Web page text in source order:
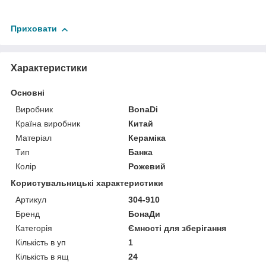
Приховати
Характеристики
Основні
Виробник
BonaDi
Країна виробник
Китай
Матеріал
Кераміка
Тип
Банка
Колір
Рожевий
Користувальницькі характеристики
Артикул
304-910
Бренд
БонаДи
Категорія
Ємності для зберігання
Кількість в уп
1
Кількість в ящ
24